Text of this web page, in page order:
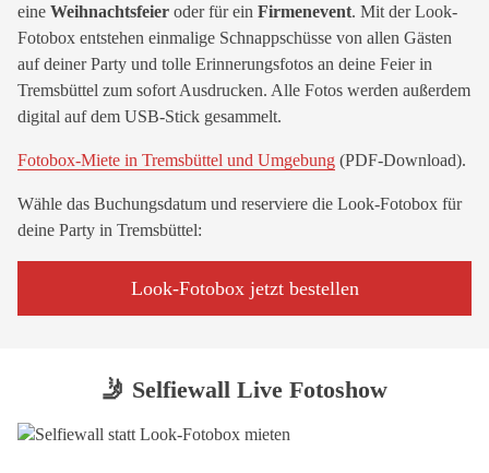
eine Weihnachtsfeier oder für ein Firmenevent. Mit der Look-
Fotobox entstehen einmalige Schnappschüsse von allen Gästen
auf deiner Party und tolle Erinnerungsfotos an deine Feier in
Tremsbüttel zum sofort Ausdrucken. Alle Fotos werden außerdem
digital auf dem USB-Stick gesammelt.
Fotobox-Miete in Tremsbüttel und Umgebung (PDF-Download).
Wähle das Buchungsdatum und reserviere die Look-Fotobox für
deine Party in Tremsbüttel:
Look-Fotobox jetzt bestellen
🤳 Selfiewall Live Fotoshow